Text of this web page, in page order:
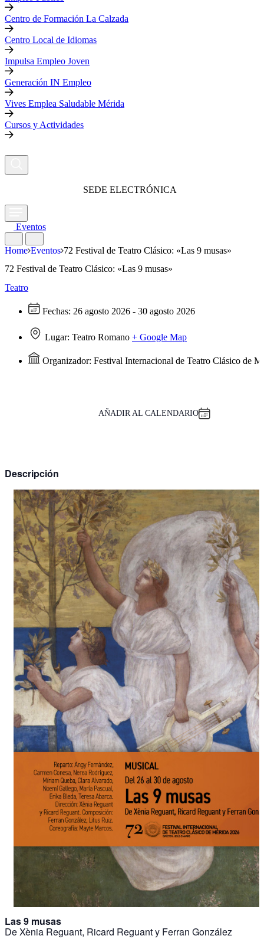
Centro de Formación La Calzada
Centro Local de Idiomas
Impulsa Empleo Joven
Generación IN Empleo
Vives Emplea Saludable Mérida
Cursos y Actividades
SEDE ELECTRÓNICA
Eventos
Home Eventos 72 Festival de Teatro Clásico: «Las 9 musas»
72 Festival de Teatro Clásico: «Las 9 musas»
Teatro
Fechas: 26 agosto 2026 - 30 agosto 2026
Lugar: Teatro Romano + Google Map
Organizador: Festival Internacional de Teatro Clásico de
AÑADIR AL CALENDARIO
Descripción
Las 9 musas
De Xènia Reguant, Ricard Reguant y Ferran González